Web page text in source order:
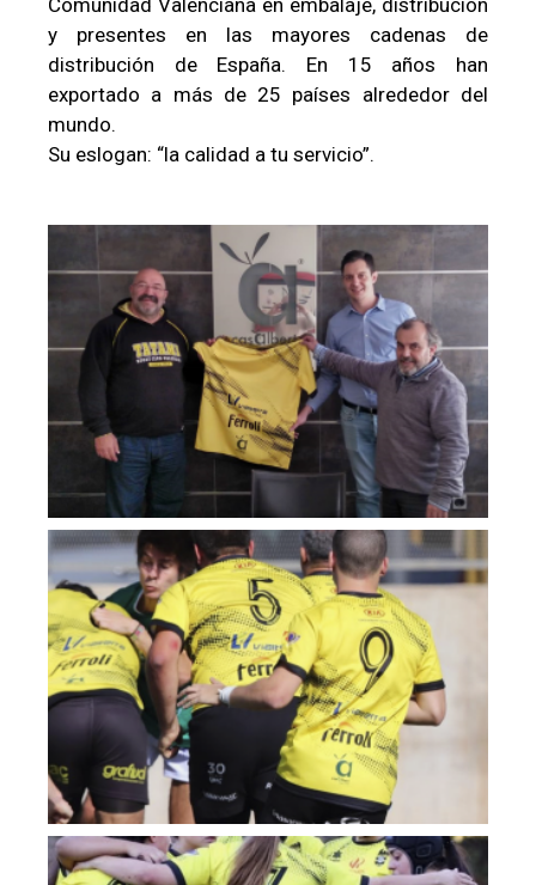
y presentes en las mayores cadenas de
distribución de España. En 15 años han
exportado a más de 25 países alrededor del
mundo.
Su eslogan: “la calidad a tu servicio”.